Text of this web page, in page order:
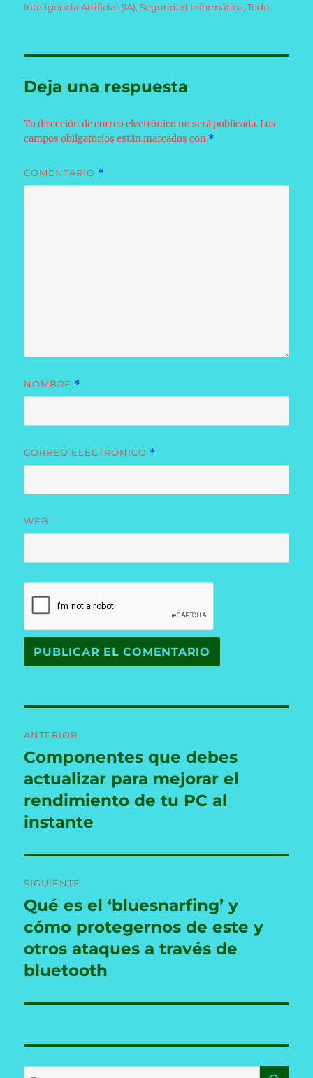
el
Inteligencia Artificial (IA),Seguridad Informática,Todo
Deja una respuesta
Tu dirección de correo electrónico no será publicada. Los
campos obligatorios están marcados con *
COMENTARIO *
NOMBRE *
CORREO ELECTRÓNICO *
WEB
de
entradas
ANTERIOR
Entrada
anterior:
Componentes que debes
actualizar para mejorar el
rendimiento de tu PC al
instante
SIGUIENTE
Entrada
siguiente:
Qué es el ‘bluesnarfing’ y
cómo protegernos de este y
otros ataques a través de
bluetooth